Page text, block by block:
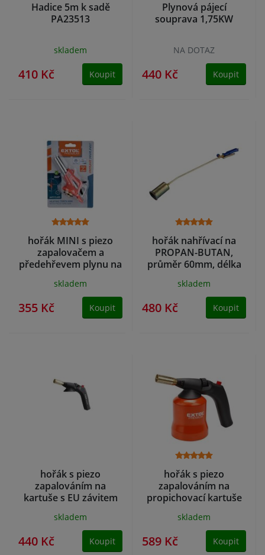
Hadice 5m k sadě
PA23513
skladem
410 Kč Koupit
Plynová pájecí
souprava 1,75KW
NA DOTAZ
440 Kč Koupit
hořák MINI s piezo
zapalovačem a
předehřevem plynu na
7/16"
skladem
355 Kč Koupit
hořák nahřívací na
PROPAN-BUTAN,
průměr 60mm, délka
skladem
480 Kč Koupit
hořák s piezo
zapalováním na
kartuše s EU závitem
skladem
440 Kč Koupit
hořák s piezo
zapalováním na
propichovací kartuše
skladem
589 Kč Koupit